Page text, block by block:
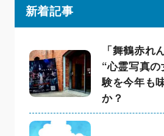
新着記事
「舞鶴赤れ
“心霊写真
験を今年も
か？